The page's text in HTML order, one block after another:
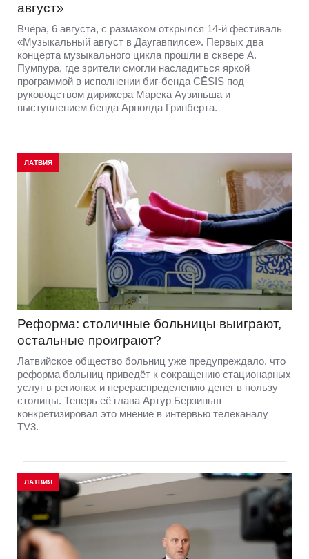
август»
Вчера, 6 августа, с размахом открылся 14-й фестиваль
«Музыкальный август в Даугавпилсе». Первых два
концерта музыкального цикла прошли в сквере А.
Пумпура, где зрители смогли насладиться яркой
программой в исполнении биг-бенда CĒSIS под
руководством дирижера Марека Аузиньша и
выступлением бенда Арнолда Гринберта.
ЛАТВИЯ
Реформа: столичные больницы выиграют,
остальные проиграют?
Латвийское общество больниц уже предупреждало, что
реформа больниц приведёт к сокращению стационарных
услуг в регионах и перераспределению денег в пользу
столицы. Теперь её глава Артур Берзиньш
конкретизировал это мнение в интервью телеканалу
TV3.
ЛАТВИЯ